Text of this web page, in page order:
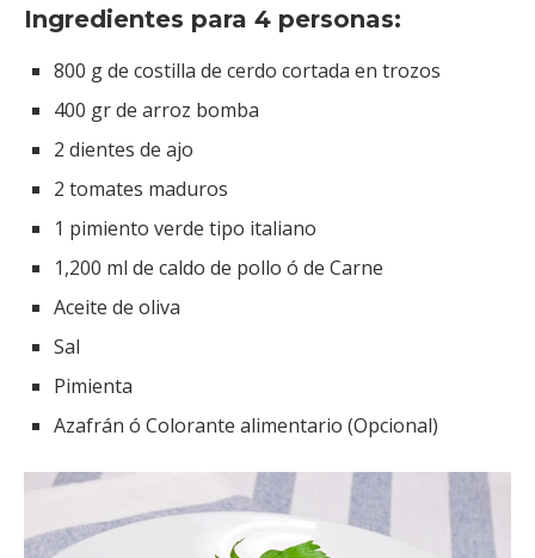
Ingredientes para 4 personas:
800 g de costilla de cerdo cortada en trozos
400 gr de arroz bomba
2 dientes de ajo
2 tomates maduros
1 pimiento verde tipo italiano
1,200 ml de caldo de pollo ó de Carne
Aceite de oliva
Sal
Pimienta
Azafrán ó Colorante alimentario (Opcional)